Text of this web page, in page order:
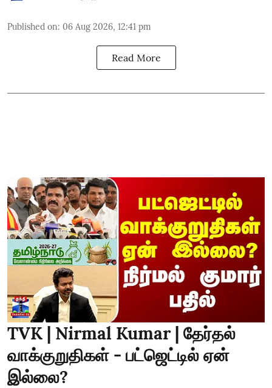
Published on: 06 Aug 2026, 12:41 pm
Read More
TVK | Nirmal Kumar | தேர்தல்
வாக்குறுதிகள் - பட்ஜெட்டில் ஏன்
இல்லை?